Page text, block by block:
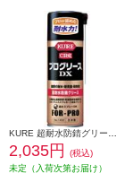
2,035円
(税込)
未定（入荷次第お届け）